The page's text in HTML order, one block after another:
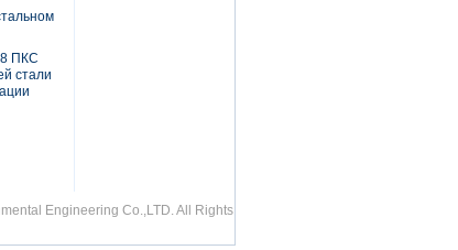
8 ПКС
стали
Engineering Co.,LTD. All Rights